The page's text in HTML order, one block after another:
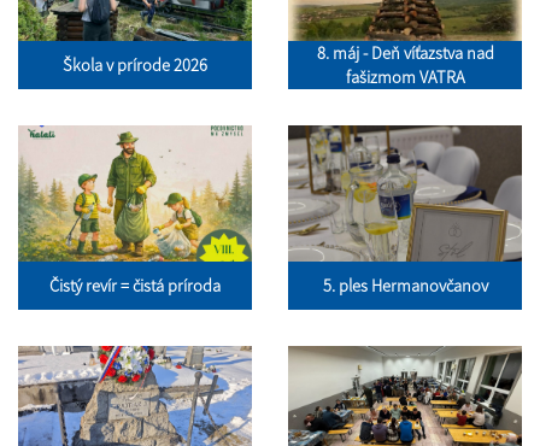
Škola v prírode 2026
8. máj - Deň víťazstva nad
fašizmom VATRA
Čistý revír = čistá príroda 5. ples Hermanovčanov